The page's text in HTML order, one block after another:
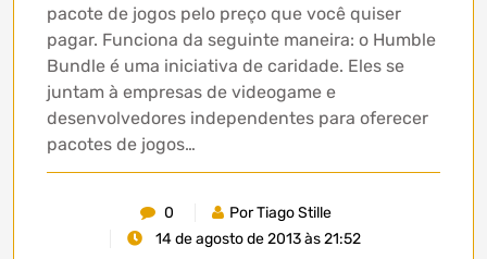
pacote de jogos pelo preço que você quiser
pagar. Funciona da seguinte maneira: o Humble
Bundle é uma iniciativa de caridade. Eles se
juntam à empresas de videogame e
desenvolvedores independentes para oferecer
pacotes de jogos…
0
Por Tiago Stille
14 de agosto de 2013 às 21:52